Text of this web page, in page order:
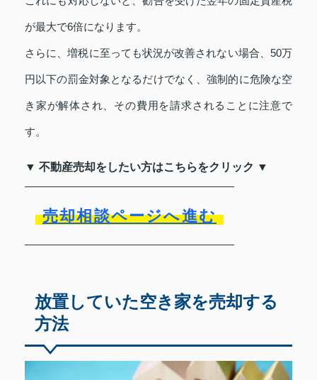
が最大で6倍になります。
さらに、増税に至っても状況が改善されない場合、50万
円以下の罰金対象となるだけでなく、強制的に危険な空
き家が解体され、その費用を請求されることに注意で
す。
▼ 不動産売却をしたい方はこちらをクリック ▼
売却相談ページへ進む
放置していた空き家を売却する
方法